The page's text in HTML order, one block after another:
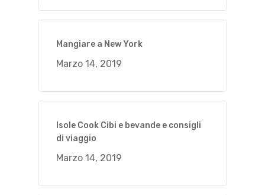
Mangiare a New York
Marzo 14, 2019
Isole Cook Cibi e bevande e consigli
di viaggio
Marzo 14, 2019